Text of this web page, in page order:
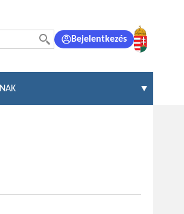
Bejelentkezés